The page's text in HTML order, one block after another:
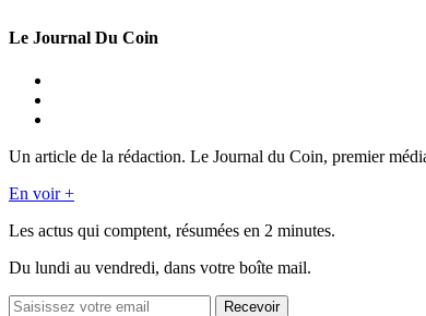
Le Journal Du Coin
Un article de la rédaction. Le Journal du Coin, premier
En voir +
Les actus qui comptent, résumées en 2 minutes.
Du lundi au vendredi, dans votre boîte mail.
Recevoir